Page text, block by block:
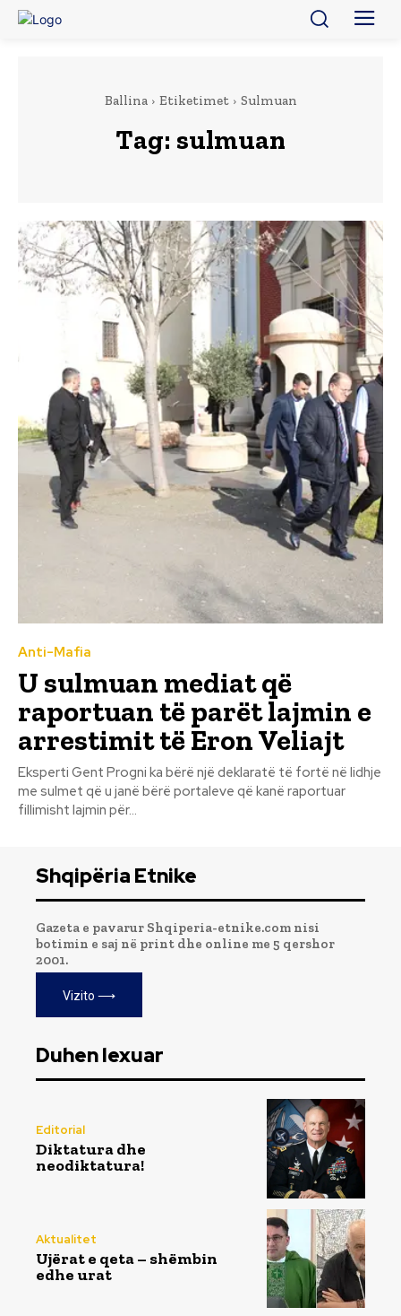
Ballina Etiketimet Sulmuan
Tag: sulmuan
Anti-Mafia
U sulmuan mediat që
raportuan të parët lajmin e
arrestimit të Eron Veliajt
Eksperti Gent Progni ka bërë një deklaratë të fortë në lidhje
me sulmet që u janë bërë portaleve që kanë raportuar
fillimisht lajmin për...
Shqipëria Etnike
Gazeta e pavarur Shqiperia-etnike.com nisi
botimin e saj në print dhe online me 5 qershor
2001.
Vizito ⟶
Duhen lexuar
Editorial
Diktatura dhe
neodiktatura!
Aktualitet
Ujërat e qeta – shëmbin
edhe urat